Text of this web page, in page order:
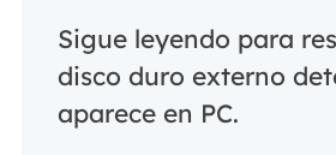
Sigue leyendo para
disco duro externo
aparece en PC.